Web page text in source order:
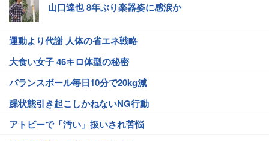
山口達也 8年ぶり楽器姿に感涙か
運動より代謝 人体の省エネ戦略
大食い女子 46キロ体型の秘密
バランスボール毎日10分で20kg減
躁状態引き起こしかねないNG行動
アトピーで「汚い」扱いされ苦悩